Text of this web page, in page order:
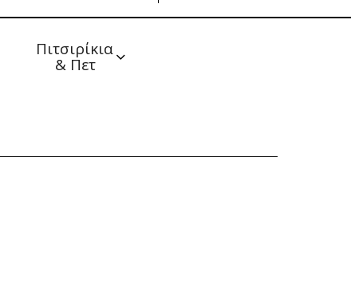
Πιτσιρίκια
& Πετ